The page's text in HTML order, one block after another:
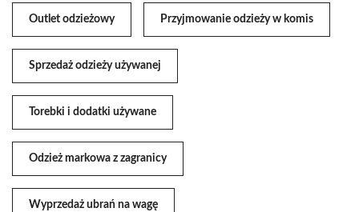
Outlet odzieżowy Przyjmowanie odzieży w komis
Sprzedaż odzieży używanej
Torebki i dodatki używane
Odzież markowa z zagranicy
Wyprzedaż ubrań na wagę